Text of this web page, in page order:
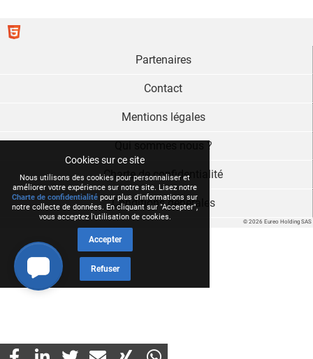
Cookies sur ce site
Nous utilisons des cookies pour personnaliser et
améliorer votre expérience sur notre site. Lisez notre
Charte de confidentialité pour plus d'informations sur
notre collecte de données. En cliquant sur "Accepter",
vous acceptez l'utilisation de cookies.
Accepter
Refuser
© 2026 Eureo Holding SAS
Partenaires
Contact
Mentions légales
Qui sommes nous ?
Charte de confidentialité
Conditions générales